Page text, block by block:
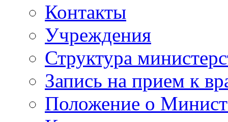
Контакты
Учреждения
Структура
Запись на прием к
Положение о